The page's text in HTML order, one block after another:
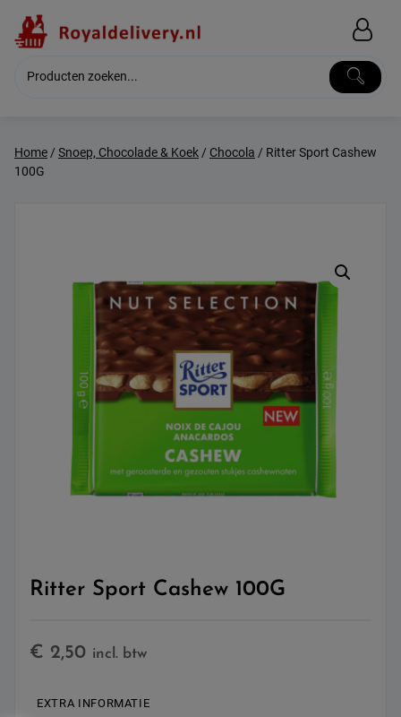
content
Home/ Snoep, Chocolade & Koek/ Chocola / Ritter Sport Cashew
100G
Ritter Sport Cashew 100G
€ 2,50 incl. btw
EXTRA INFORMATIE